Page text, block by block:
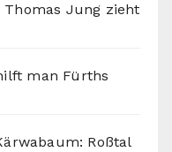
Thomas Jung zieht
man Fürths
Roßtal